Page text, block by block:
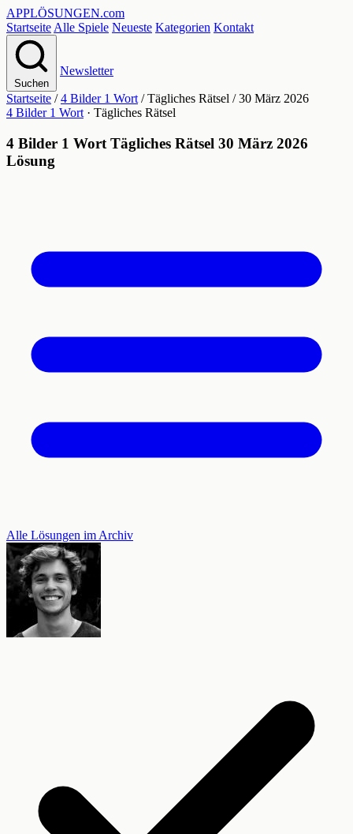
APPLÖSUNGEN.com
Startseite Alle Spiele Neueste Kategorien Kontakt
Suchen
Newsletter
Startseite / 4 Bilder 1 Wort / Tägliches Rätsel / 30 März 2026
4 Bilder 1 Wort · Tägliches Rätsel
4 Bilder 1 Wort Tägliches Rätsel 30 März 2026
Lösung
Alle Lösungen im Archiv